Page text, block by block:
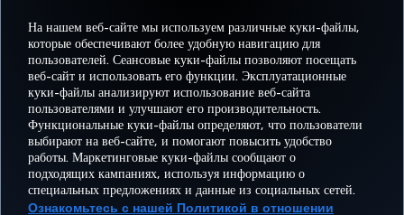
На нашем веб-сайте мы используем различные куки-файлы,
которые обеспечивают более удобную навигацию для
пользователей. Сеансовые куки-файлы позволяют посещать
веб-сайт и использовать его функции. Эксплуатационные
куки-файлы анализируют использование веб-сайта
пользователями и улучшают его производительность.
Функциональные куки-файлы определяют, что пользователи
выбирают на веб-сайте, и помогают повысить удобство
работы. Маркетинговые куки-файлы сообщают о
подходящих кампаниях, используя информацию о
специальных предложениях и данные из социальных сетей.
Ознакомьтесь с нашей Политикой в отношении
ЛУЧШИЙ WI-FI В ЕВРОПЕ
Facebook
TwitterInstagram
YouTubeLinkedIn
TikTokБлогPinterest
БРОНИРУЙТЕ И
УПРАВЛЯЙТЕ
БРОНИРОВАНИЕМ
ВПЕЧАТЛЕНИЕ
ПРЕДЛОЖЕНИЯ
И
НАПРАВЛЕНИЯ
ПОМОЩЬ